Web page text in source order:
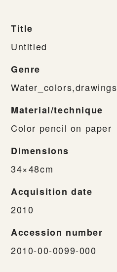
Title
Untitled
Genre
Water_colors,drawings
Material/technique
Color pencil on paper
Dimensions
34×48cm
Acquisition date
2010
Accession number
2010-00-0099-000